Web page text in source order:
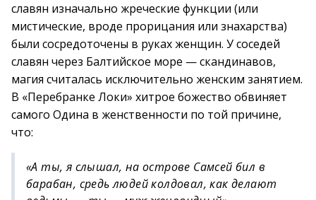
славян изначально жреческие функции (или
мистические, вроде прорицания или знахарства)
были сосредоточены в руках женщин. У соседей
славян через Балтийское море — скандинавов,
магия считалась исключительно женским занятием.
В «Перебранке Локи» хитрое божество обвиняет
самого Одина в женственности по той причине,
что:
«А ты, я слышал, на острове Самсей бил в
барабан, средь людей колдовал, как делают